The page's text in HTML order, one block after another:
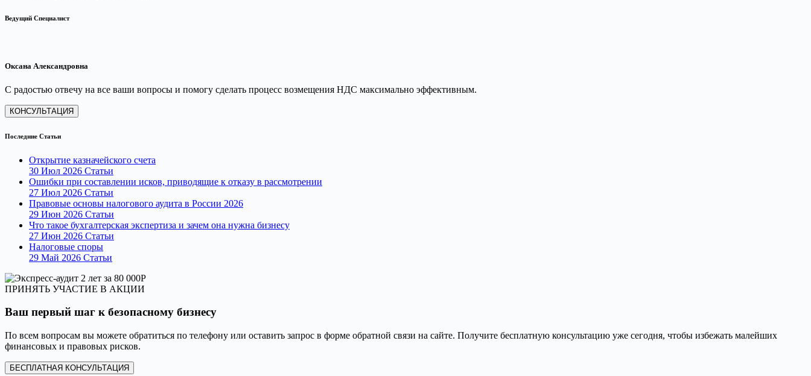
Ведущий Специалист
Оксана Александровна
С радостью отвечу на все ваши вопросы и помогу сделать процесс возмещения НДС максимально эффективным.
КОНСУЛЬТАЦИЯ
Последние Статьи
Открытие казначейского счета
30 Июл 2026 Статьи
Ошибки при составлении исков, приводящие к отказу в рассмотрении
27 Июл 2026 Статьи
Правовые основы налогового аудита в России 2026
29 Июн 2026 Статьи
Что такое бухгалтерская экспертиза и зачем она нужна бизнесу
27 Июн 2026 Статьи
Налоговые споры
29 Май 2026 Статьи
ПРИНЯТЬ УЧАСТИЕ В АКЦИИ
Ваш первый шаг к безопасному бизнесу
По всем вопросам вы можете обратиться по телефону или оставить запрос в форме обратной связи на сайте. Получите бесплатную консультацию уже сегодня, чтобы избежать малейших
финансовых и правовых рисков.
БЕСПЛАТНАЯ КОНСУЛЬТАЦИЯ